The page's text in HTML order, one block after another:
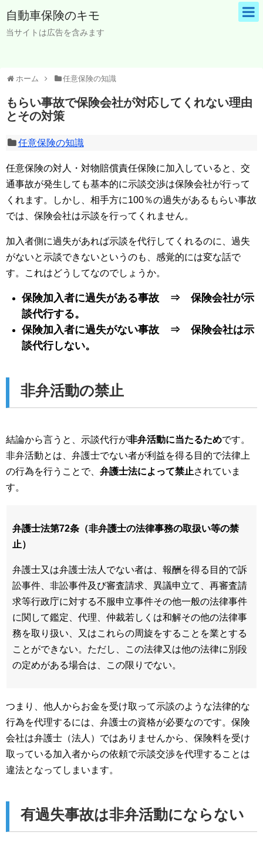
自動車保険のキモ
当サイトは広告を含みます
ホーム 任意保険の知識
もらい事故で保険会社が対応してくれない理由
とその対策
任意保険の知識
任意保険の対人・対物賠償責任保険に加入していると、交
通事故が発生しても基本的に示談交渉は保険会社が行って
くれます。しかし、相手方に100％の過失があるもらい事故
では、保険会社は示談を行ってくれません。
加入者側に過失があれば示談を代行してくれるのに、過失
がないと示談できないというのも、感覚的には変な話で
す。これはどうしてなのでしょうか。
保険加入者に過失がある事故 ⇒ 保険会社が示
談代行する。
保険加入者に過失がない事故 ⇒ 保険会社は示
談代行しない。
非弁活動の禁止
結論から言うと、示談代行が非弁活動に当たるためです。
非弁活動とは、弁護士でない者が利益を得る目的で法律上
の行為を行うことで、 弁護士法によって禁止されていま
す。
弁護士法第72条（非弁護士の法律事務の取扱い等の禁
止）
弁護士又は弁護士法人でない者は、報酬を得る目的で訴
訟事件、非訟事件及び審査請求、異議申立て、再審査請
求等行政庁に対する不服申立事件その他一般の法律事件
に関して鑑定、代理、仲裁若しくは和解その他の法律事
務を取り扱い、又はこれらの周旋をすることを業とする
ことができない。ただし、この法律又は他の法律に別段
の定めがある場合は、この限りでない。
つまり、他人からお金を受け取って示談のような法律的な
行為を代理するには、弁護士の資格が必要なのです。保険
会社は弁護士（法人）ではありませんから、保険料を受け
取っている加入者からの依頼で示談交渉を代理することは
違法となってしまいます。
有過失事故は非弁活動にならない